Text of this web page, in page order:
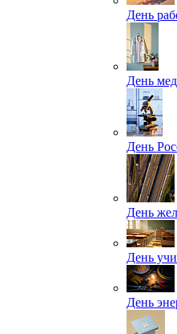
День
День
День
День
День
День